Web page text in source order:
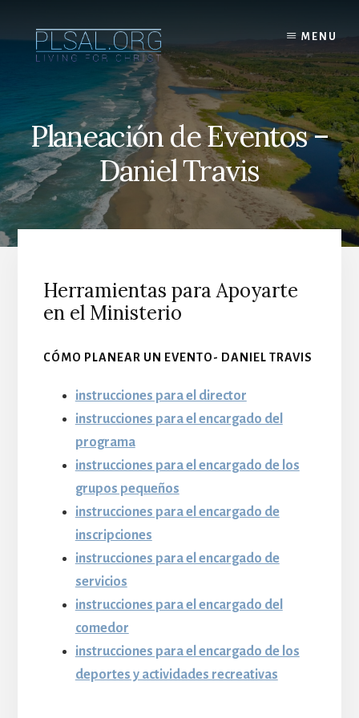
content
MENU
Planeación de Eventos –
Daniel Travis
Herramientas para Apoyarte
en el Ministerio
CÓMO PLANEAR UN EVENTO- DANIEL TRAVIS
instrucciones para el director
instrucciones para el encargado del
programa
instrucciones para el encargado de los
grupos pequeños
instrucciones para el encargado de
inscripciones
instrucciones para el encargado de
servicios
instrucciones para el encargado del
comedor
instrucciones para el encargado de los
deportes y actividades recreativas